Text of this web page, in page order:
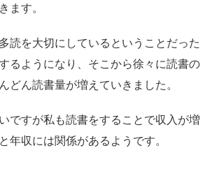
ます。
読を大切にしているということだった
るようになり、そこから徐々に読書の
どん読書量が増えていきました。
ですが私も読書をすることで収入が増
年収には関係があるようです。